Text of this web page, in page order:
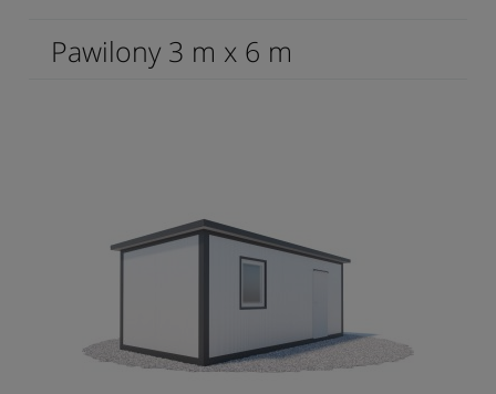
Pawilony 3 m x 6 m